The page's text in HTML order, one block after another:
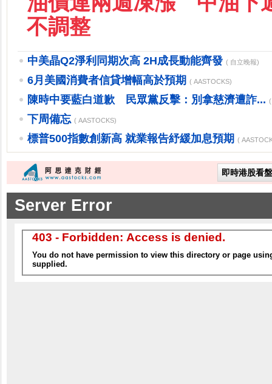
不調整
中美晶Q2淨利同期次高 2H成長動能齊發 ( 自立晚報)
6月美國消費者信貸增幅高於預期 ( AASTOCKS)
陳時中要藍白道歉 民眾黨反擊：別拿慈濟遭詐...
下周備忘 ( AASTOCKS)
標普500指數創新高 就業報告紓緩加息預期 (
即時港股看